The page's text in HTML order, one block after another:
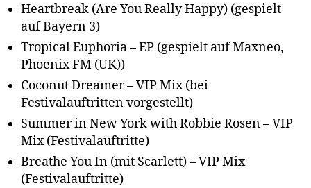
Heartbreak (Are You Really Happy) (gespielt
auf Bayern 3)
Tropical Euphoria – EP (gespielt auf Maxneo,
Phoenix FM (UK))
Coconut Dreamer – VIP Mix (bei
Festivalauftritten vorgestellt)
Summer in New York with Robbie Rosen – VIP
Mix (Festivalauftritte)
Breathe You In (mit Scarlett) – VIP Mix
(Festivalauftritte)